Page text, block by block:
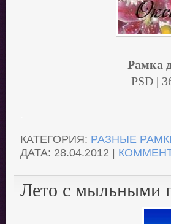
Рамка
PSD |
КАТЕГОРИЯ: РАЗНЫЕ
ДАТА: 28.04.2012 |
Лето с мыльными